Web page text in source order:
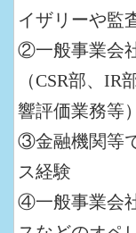
イザリーや
②一般事業会
（CSR部、
響評価業務等
③金融機関等
ス経験
④一般事業会